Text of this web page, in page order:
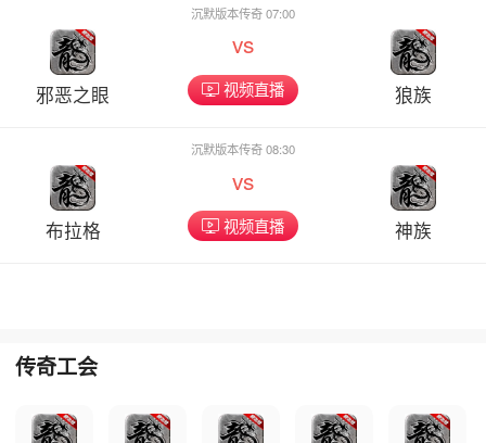
邪恶之眼
沉默版本传奇 07:00
vs
视频直播 狼族
布拉格
沉默版本传奇 08:30
vs
视频直播 神族
传奇工会